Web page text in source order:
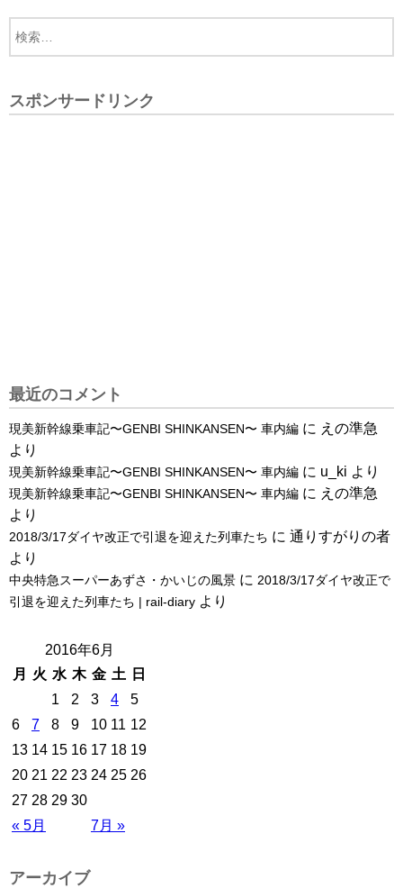
スポンサードリンク
最近のコメント
現美新幹線乗車記〜GENBI SHINKANSEN〜 車内編 に えの準急
より
現美新幹線乗車記〜GENBI SHINKANSEN〜 車内編 に u_ki より
現美新幹線乗車記〜GENBI SHINKANSEN〜 車内編 に えの準急
より
2018/3/17ダイヤ改正で引退を迎えた列車たち に 通りすがりの者
より
中央特急スーパーあずさ・かいじの風景 に 2018/3/17ダイヤ改正で
引退を迎えた列車たち | rail-diary より
2016年6月
月
火 水 木 金 土 日
« 5月 7月 »
1 2 3 4
5
6
7 8 9 10 11 12
13 14 15 16 17 18 19
20 21 22 23 24 25 26
27 28 29 30
アーカイブ